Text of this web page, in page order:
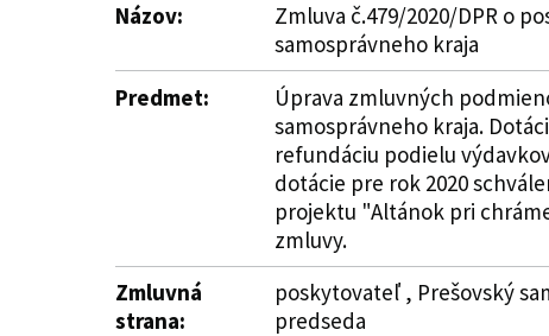
Názov:
Zmluva č.479/2020/DPR o
samosprávneho kraja
Predmet:
Úprava zmluvných
samosprávneho kraja.
refundáciu podielu
dotácie pre rok 2020
projektu "Altánok pri
zmluvy.
Zmluvná
strana:
poskytovateľ , Prešovský
predseda